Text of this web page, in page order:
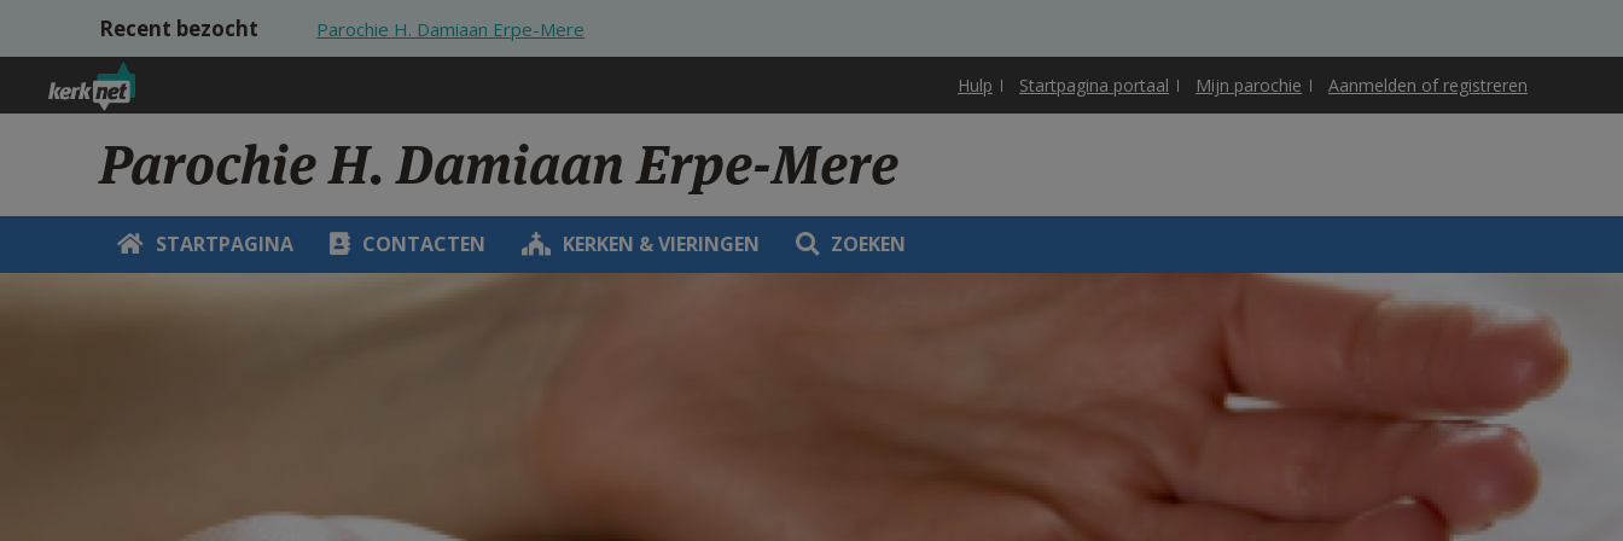
Overslaan en naar de inhoud gaan
Recent bezocht Parochie H. Damiaan Erpe-Mere
Hulp Startpagina portaal Mijn parochie Aanmelden of registreren
Parochie H. Damiaan Erpe-Mere
STARTPAGINA CONTACTEN KERKEN & VIERINGEN ZOEKEN